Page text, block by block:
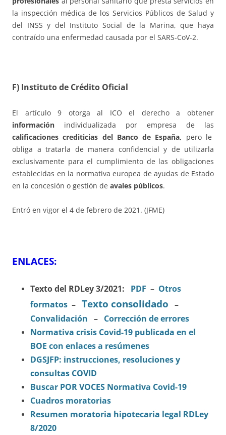
la inspección médica de los Servicios Públicos de Salud y
del INSS y del Instituto Social de la Marina, que haya
contraído una enfermedad causada por el SARS-CoV-2.
F) Instituto de Crédito Oficial
El artículo 9 otorga al ICO el derecho a obtener
información individualizada por empresa de las
calificaciones crediticias del Banco de España, pero le
obliga a tratarla de manera confidencial y de utilizarla
exclusivamente para el cumplimiento de las obligaciones
establecidas en la normativa europea de ayudas de Estado
en la concesión o gestión de avales públicos.
Entró en vigor el 4 de febrero de 2021. (JFME)
ENLACES:
Texto del RDLey 3/2021: PDF – Otros
formatos – Texto consolidado –
Convalidación – Corrección de errores
Normativa crisis Covid-19 publicada en el
BOE con enlaces a resúmenes
DGSJFP: instrucciones, resoluciones y
consultas COVID
Buscar POR VOCES Normativa Covid-19
Cuadros moratorias
Resumen moratoria hipotecaria legal RDLey
8/2020